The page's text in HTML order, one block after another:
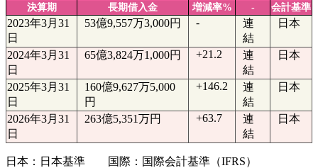
決算期 長期借入金 増減率% - 会計基準
2023年3月31
日
53億9,557万3,000円 -
連
結
日本
2024年3月31
日
65億3,824万1,000円 +21.2
連
結
日本
2025年3月31
日
160億9,627万5,000
円
+146.2
連
結
日本
2026年3月31
日
263億5,351万円 +63.7
連
結
日本
日本：日本基準 国際：国際会計基準（IFRS）